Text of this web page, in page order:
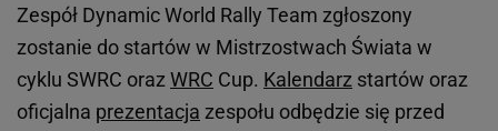
Zespół Dynamic World Rally Team zgłoszony
zostanie do startów w Mistrzostwach Świata w
cyklu SWRC oraz WRC Cup. Kalendarz startów oraz
oficjalna prezentacja zespołu odbędzie się przed